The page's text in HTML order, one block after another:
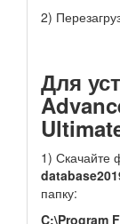
2)
Для
1) Скачайте
папку:
C:\Program